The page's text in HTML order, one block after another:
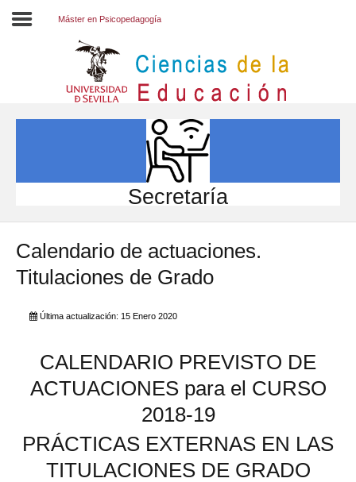
INVESTIGACIÓN
INTERNACIONAL
Directorio FCCE
Máster en Psicopedagogía
Secretaría
Calendario de actuaciones.
Titulaciones de Grado
Última actualización: 15 Enero 2020
CALENDARIO PREVISTO DE
ACTUACIONES para el CURSO
2018-19
PRÁCTICAS EXTERNAS EN LAS
TITULACIONES DE GRADO